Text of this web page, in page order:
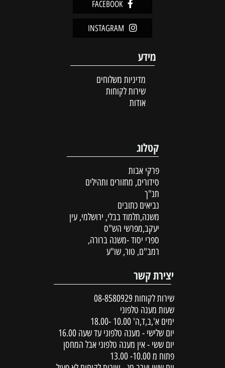
FACEBOOK
INSTAGRAM
מידע
מדיניות משלוחים
שירות לקוחות
אודות
קטלוג
פרקי אבות
סידורים, מחזורים ותהילים
תנ"ך
נביאים כתובים
משנה,תלמוד בבלי, ירושלמי, עין
יעקב,מפרשי הש"ס
ספרי יסוד -משנה ברורה,
רמב"ם, טור, שו"ע
יצירת קשר
שירות לקוחות 08-8580929
שעות מענה טלפוני
ימים א',ב,ד,ה' 10.00 -18.00
יום שלישי - מענה טלפוני עד שעה 16.00
יום ששי - אין מענה טלפוני אבל המחסן
פתוח מ 10.00- 13.00